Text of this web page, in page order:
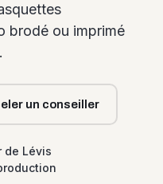
brodé ou imprimé
un conseiller
de Lévis